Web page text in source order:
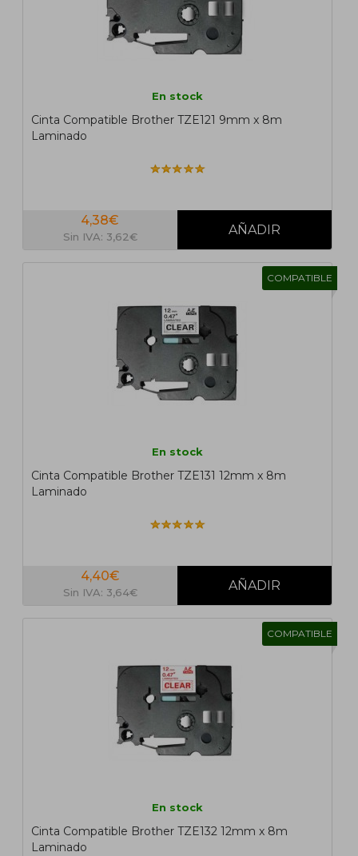
En stock
Cinta Compatible Brother TZE121 9mm x 8m
Laminado
4,38€
Sin IVA: 3,62€
COMPATIBLE
En stock
Cinta Compatible Brother TZE131 12mm x 8m
Laminado
4,40€
Sin IVA: 3,64€
COMPATIBLE
En stock
Cinta Compatible Brother TZE132 12mm x 8m
Laminado